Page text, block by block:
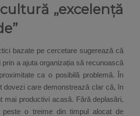
„excelență
bazate pe cercetare sugerează că
a ajuta organizația să recunoască
ca o posibilă problemă. În
dovezi care demonstrează clar că, în
mai productivi acasă. Fără deplasări,
peste o treime din timpul alocat de